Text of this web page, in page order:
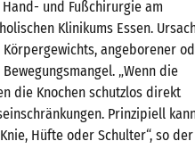
und Fußchirurgie am
Klinikums Essen.
angeborener
„Wenn die
die Knochen schutzlos direkt
Prinzipiell
Hüfte oder Schulter“, so der